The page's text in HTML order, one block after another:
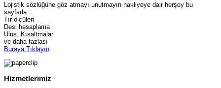
Lojistik sözlüğüne göz atmayı unutmayın nakliyeye dair herşey bu
sayfada...
Tır ölçüleri
Desi hesaplama
Ulus. Kısaltmalar
ve daha fazlası
Buraya Tıklayın
Hizmetlerimiz